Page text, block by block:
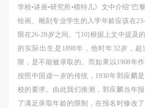
学校•讲座•研究所•模特儿》文中介绍“巴
绘画、雕刻专业学生的入学年龄应该在
限在26-28岁之间。”[10]根据上文中提及
的实际出生是1898年，他时年32岁，
限，是不能被录取的。而如果以1908年
按照中国虚一岁的传统，1930年郭应麟
校的要求。由此我们推测，郭应麟当年
了满足录取年龄的限制，在报名时修改